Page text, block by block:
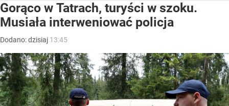
Gorąco w Tatrach, turyści w szoku.
Musiała interweniować policja
Dodano:dzisiaj 13:45